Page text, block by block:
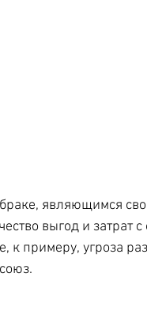
являющимся
выгод и затрат
к примеру, угроза